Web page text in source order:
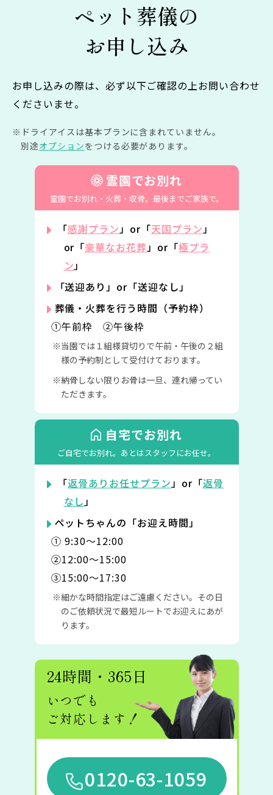
ペット葬儀の
お申し込み
お申し込みの際は、必ず以下ご確認の上お問い合わせ
くださいませ。
ドライアイスは基本プランに含まれていません。
別途オプションをつける必要があります。
霊園でお別れ
霊園でお別れ・火葬・収骨。 最後までご家族で。
「感謝プラン」or「天国プラン」
or「豪華なお花葬」or「極プラ
ン」
「送迎あり」or「送迎なし」
葬儀・火葬を行う時間（予約枠）
①午前枠 ②午後枠
当園では１組様貸切りで午前・午後の２組
様の予約制として受付けております。
納骨しない限りお骨は一旦、連れ帰ってい
ただきます。
自宅でお別れ
ご自宅でお別れ。 あとはスタッフにお任せ。
「返骨ありお任せプラン」or「返骨
なし」
ペットちゃんの「お迎え時間」
① 9:30〜12:00
②12:00〜15:00
③15:00〜17:30
細かな時間指定はご遠慮ください。その日
のご依頼状況で最短ルートでお迎えにあが
ります。
24時間・365日
いつでも
ご対応します！
0120-63-1059